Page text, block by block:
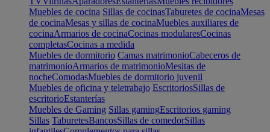
Muebles de cocina Sillas de cocinasTaburetes de cocinaMesas
de cocinaMesas y sillas de cocinaMuebles auxiliares de
cocinaArmarios de cocinaCocinas modularesCocinas
completasCocinas a medida
Muebles de dormitorio Camas matrimonioCabeceros de
matrimonioArmarios de matrimonioMesitas de
nocheComodasMuebles de dormitorio juvenil
Muebles de oficina y teletrabajo EscritoriosSillas de
escritorioEstanterías
Muebles de Gaming Sillas gamingEscritorios gaming
Sillas TaburetesBancosSillas de comedorSillas